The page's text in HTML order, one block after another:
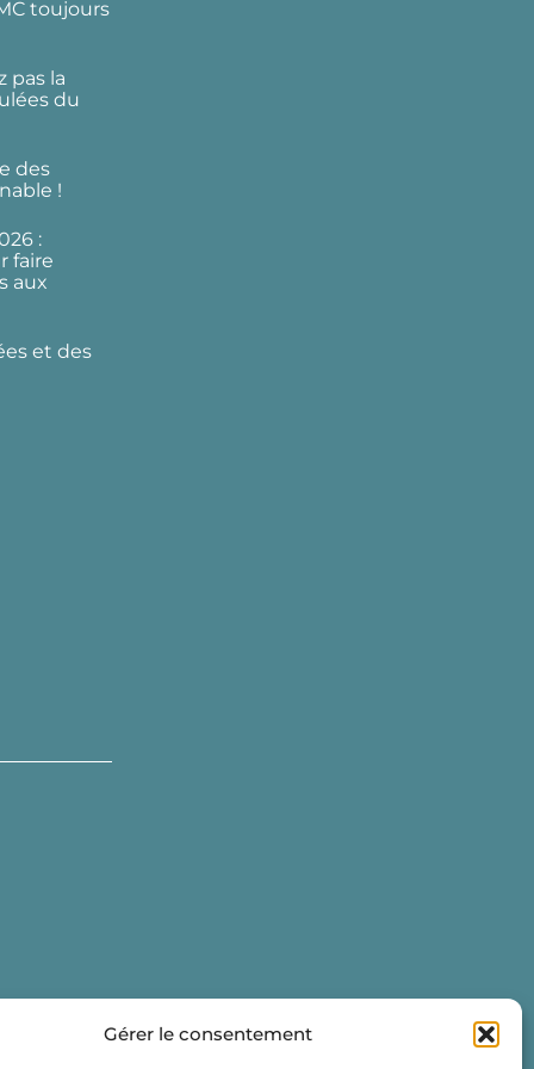
Gérer le consentement
toujours
pas la
du
des
!
:
faire
aux
et des